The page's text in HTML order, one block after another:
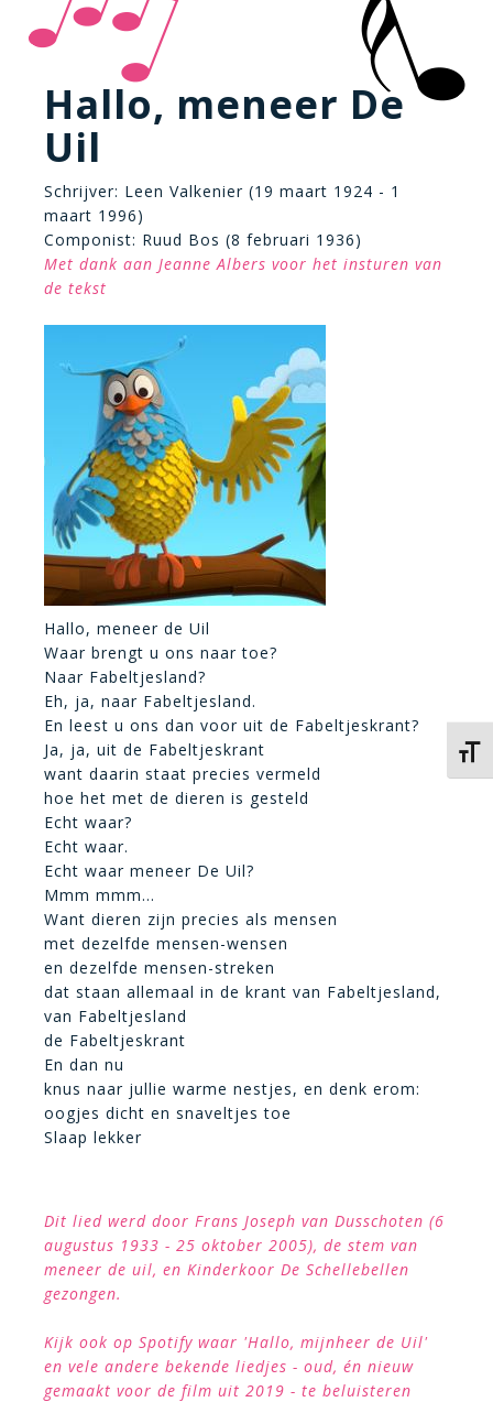
Hallo, meneer De
Uil
Schrijver: Leen Valkenier (19 maart 1924 - 1
maart 1996)
Componist: Ruud Bos (8 februari 1936)
Met dank aan Jeanne Albers voor het insturen van
de tekst
Hallo, meneer de Uil
Waar brengt u ons naar toe?
Naar Fabeltjesland?
Eh, ja, naar Fabeltjesland.
En leest u ons dan voor uit de Fabeltjeskrant?
Ja, ja, uit de Fabeltjeskrant
want daarin staat precies vermeld
hoe het met de dieren is gesteld
Echt waar?
Echt waar.
Echt waar meneer De Uil?
Mmm mmm…
Want dieren zijn precies als mensen
met dezelfde mensen-wensen
en dezelfde mensen-streken
dat staan allemaal in de krant van Fabeltjesland,
van Fabeltjesland
de Fabeltjeskrant
En dan nu
knus naar jullie warme nestjes, en denk erom:
oogjes dicht en snaveltjes toe
Slaap lekker
Dit lied werd door Frans Joseph van Dusschoten (6
augustus 1933 - 25 oktober 2005), de stem van
meneer de uil, en Kinderkoor De Schellebellen
gezongen.
Kijk ook op Spotify waar 'Hallo, mijnheer de Uil'
en vele andere bekende liedjes - oud, én nieuw
gemaakt voor de film uit 2019 - te beluisteren